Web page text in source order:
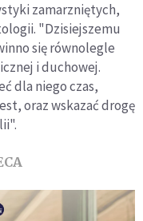
zamarzniętych,
"Dzisiejszemu
się równolegle
i duchowej.
dla niego czas,
oraz wskazać drogę